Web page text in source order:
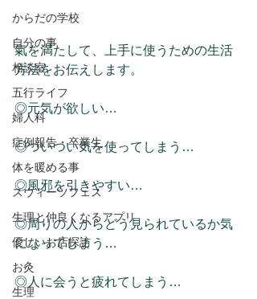
からだの学校
自分の事
相談室
五行ライフ
婦人科
症例報告・卒業生
体を暖める事
スウィーツフェス
生理と仲良くなるアプリ
優しいお店探訪
お灸
生理
氣を満たして、上手に使うための生活
方法をお伝えします。
◎元気が欲しい…
◎ついつい気を使ってしまう…
◎風邪を引きやすい…
◎周りの人からどう見られているか気
になってしまう…
◎人に会うと疲れてしまう…